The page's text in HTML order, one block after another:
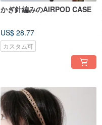
かぎ針編みのAIRPOD CASE
US$ 28.77
カスタム可